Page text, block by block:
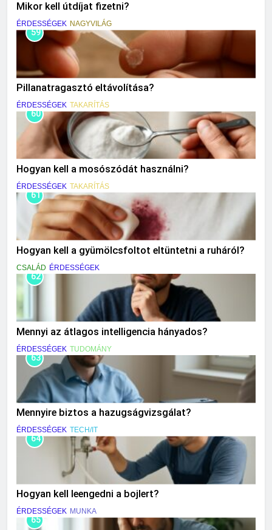
Mikor kell útdíjat fizetni?
ÉRDESSÉGEK NAGYVILÁG
59
Pillanatragasztó eltávolítása?
ÉRDESSÉGEK TAKARÍTÁS
60
Hogyan kell a mosószódát használni?
ÉRDESSÉGEK TAKARÍTÁS
61
Hogyan kell a gyümölcsfoltot eltüntetni a ruháról?
CSALÁD ÉRDESSÉGEK
62
Mennyi az átlagos intelligencia hányados?
ÉRDESSÉGEK TUDOMÁNY
63
Mennyire biztos a hazugságvizsgálat?
ÉRDESSÉGEK TECH/IT
64
Hogyan kell leengedni a bojlert?
ÉRDESSÉGEK MUNKA
65